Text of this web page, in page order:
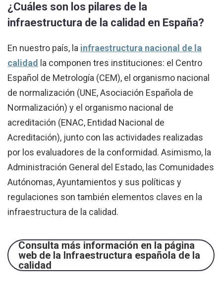
¿Cuáles son los pilares de la
infraestructura de la calidad en España?
En nuestro país, la infraestructura nacional de la
calidad
la componen tres instituciones: el Centro
Español de Metrología (CEM), el organismo nacional
de normalización (UNE, Asociación Española de
Normalización) y el organismo nacional de
acreditación (ENAC, Entidad Nacional de
Acreditación), junto con las actividades realizadas
por los evaluadores de la conformidad. Asimismo, la
Administración General del Estado, las Comunidades
Autónomas, Ayuntamientos y sus políticas y
regulaciones son también elementos claves en la
infraestructura de la calidad.
Consulta más información en la página
web de la Infraestructura española de la
calidad